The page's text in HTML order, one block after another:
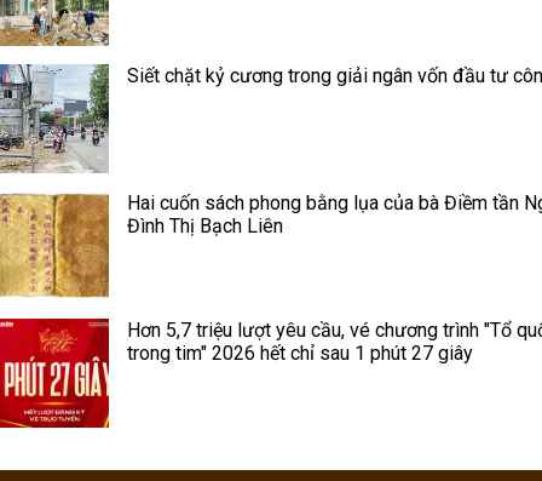
Siết chặt kỷ cương trong giải ngân vốn đầu tư
Hai cuốn sách phong bằng lụa của bà Điềm tần
Đình Thị Bạch Liên
Hơn 5,7 triệu lượt yêu cầu, vé chương trình "Tổ
trong tim" 2026 hết chỉ sau 1 phút 27 giây